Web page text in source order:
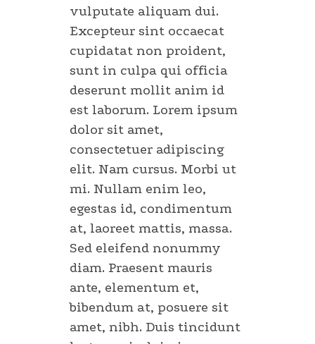
vulputate aliquam dui.
Excepteur sint occaecat
cupidatat non proident,
sunt in culpa qui officia
deserunt mollit anim id
est laborum. Lorem ipsum
dolor sit amet,
consectetuer adipiscing
elit. Nam cursus. Morbi ut
mi. Nullam enim leo,
egestas id, condimentum
at, laoreet mattis, massa.
Sed eleifend nonummy
diam. Praesent mauris
ante, elementum et,
bibendum at, posuere sit
amet, nibh. Duis tincidunt